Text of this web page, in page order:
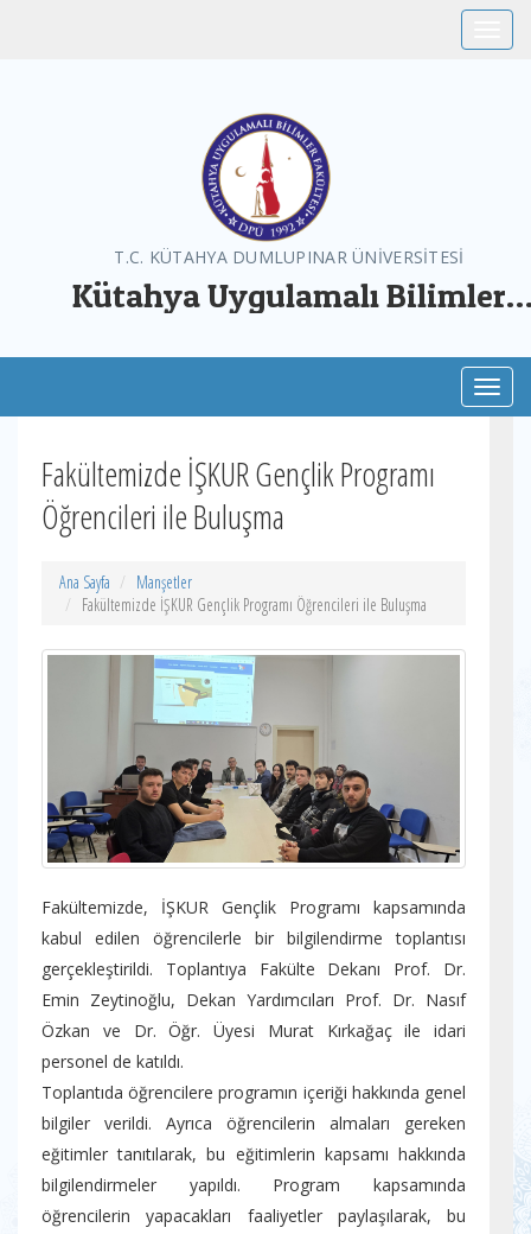
T.C. KÜTAHYA DUMLUPINAR ÜNİVERSİTESİ
Kütahya Uygulamalı Bilimler
Fakültemizde İŞKUR Gençlik Programı
Öğrencileri ile Buluşma
Ana Sayfa
Manşetler
Fakültemizde İŞKUR Gençlik Programı Öğrencileri ile Buluşma
Fakültemizde, İŞKUR Gençlik Programı kapsamında
kabul edilen öğrencilerle bir bilgilendirme toplantısı
gerçekleştirildi. Toplantıya Fakülte Dekanı Prof. Dr.
Emin Zeytinoğlu, Dekan Yardımcıları Prof. Dr. Nasıf
Özkan ve Dr. Öğr. Üyesi Murat Kırkağaç ile idari
personel de katıldı.
Toplantıda öğrencilere programın içeriği hakkında genel
bilgiler verildi. Ayrıca öğrencilerin almaları gereken
eğitimler tanıtılarak, bu eğitimlerin kapsamı hakkında
bilgilendirmeler yapıldı. Program kapsamında
öğrencilerin yapacakları faaliyetler paylaşılarak, bu